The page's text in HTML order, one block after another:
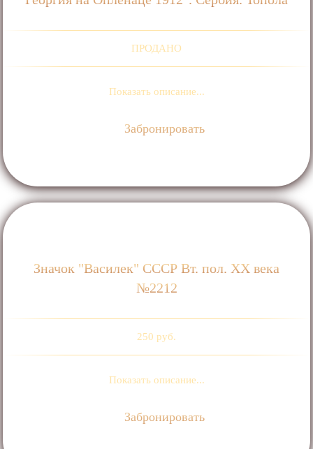
ПРОДАНО
Показать описание...
Забронировать
Значок "Василек" СССР Вт. пол. ХХ века
№2212
250 руб.
Показать описание...
Забронировать